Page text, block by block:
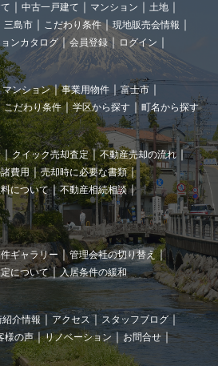
中古一戸建て マンション
土地
三島市 こだわり条件
現地販売会情報
ンカタログ 会員登録 ログイン
マンション 事業用物件
富士市
こだわり条件 学区から探す 町名から探す
クイック売却査定
不動産売却の流れ
費用
売却時に必要な書類
について
不動産相続相談
ギャラリー
管理会社の切り替え
について 入居条件の緩和
紹介情報 アクセス
スタッフブログ
様の声 リノベーション
お問合せ